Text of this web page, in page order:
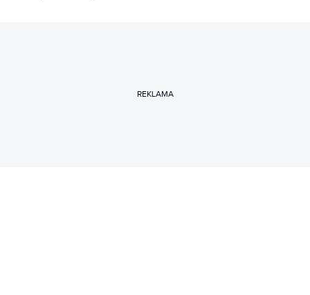
REKLAMA